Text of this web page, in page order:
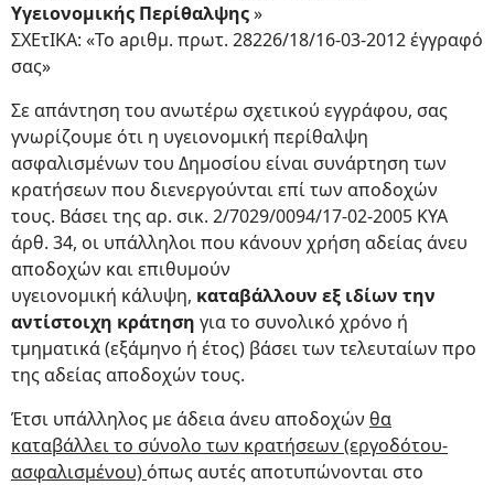
Υγειονομικής Περίθαλψης»
ΣΧΕτΙΚΑ: «Το aριθμ. πρωτ. 28226/18/16-03-2012 έγγραφό
σας»
Σε απάντηση του ανωτέρω σχετικού εγγράφου, σας
γνωρίζουμε ότι η υγειονομική περίθαλψη
ασφαλισμένων του Δημοσίου είναι συνάpτηση των
κρατήσεων που διενεργούνται επί των αποδοχών
τους. Βάσει της αρ. σικ. 2/7029/0094/17-02-2005 ΚΥΑ
άρθ. 34, οι υπάλληλοι που κάνουν χρήση αδείας άνευ
αποδοχών και επιθυμούν
υγειονομική κάλυψη, καταβάλλουν εξ ιδίων την
αντίστοιχη κράτηση για το συνολικό χρόνο ή
τμηματικά (εξάμηνο ή έτος) βάσει των τελευταίων προ
της αδείας αποδοχών τους.
Έτσι υπάλληλος με άδεια άνευ αποδοχών θα
καταβάλλει το σύνολο των κρατήσεων (εργοδότου-
ασφαλισμένου) όπως αυτές αποτυπώνονται στο